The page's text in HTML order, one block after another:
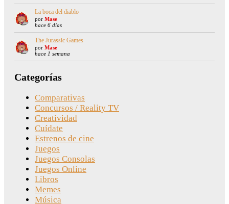
La boca del diablo
por Mase
hace 6 días
The Jurassic Games
por Mase
hace 1 semana
Categorías
Comparativas
Concursos / Reality TV
Creatividad
Cuídate
Estrenos de cine
Juegos
Juegos Consolas
Juegos Online
Libros
Memes
Música